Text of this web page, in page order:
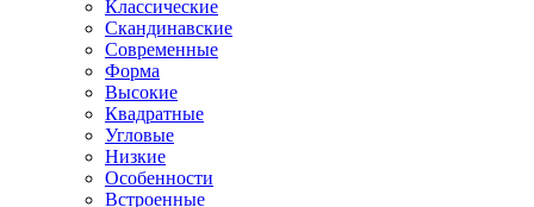
Классические
Скандинавские
Современные
Форма
Высокие
Квадратные
Угловые
Низкие
Особенности
Встроенные